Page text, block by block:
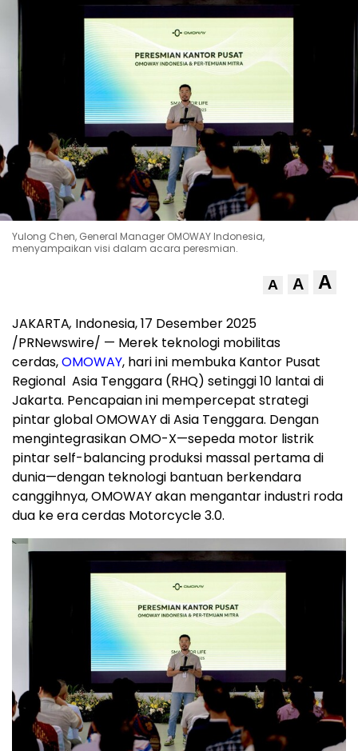
Yulong Chen, General Manager OMOWAY Indonesia,
menyampaikan visi dalam acara peresmian.
A A A
JAKARTA, Indonesia, 17 Desember 2025
/PRNewswire/ — Merek teknologi mobilitas
cerdas,OMOWAY, hari ini membuka Kantor Pusat
Regional Asia Tenggara (RHQ) setinggi 10 lantai di
Jakarta. Pencapaian ini mempercepat strategi
pintar global OMOWAY diAsia Tenggara. Dengan
mengintegrasikan OMO-X—sepeda motor listrik
pintar self-balancing produksi massal pertama di
dunia—dengan teknologi bantuan berkendara
canggihnya, OMOWAY akan mengantar industri roda
dua ke era cerdas Motorcycle 3.0.